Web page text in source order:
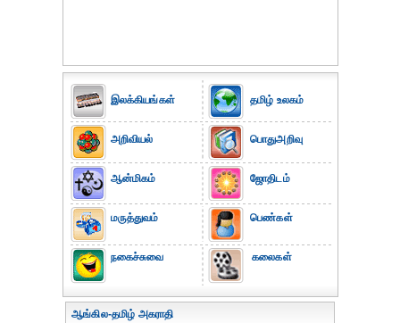
இலக்கியங்கள்
அறிவியல்
ஆன்மிகம்
மருத்துவம்
நகைச்சுவை
தமிழ் உலகம்
பொதுஅறிவு
ஜோதிடம்
பெண்கள்
கலைகள்
ஆங்கில-தமிழ் அகராதி